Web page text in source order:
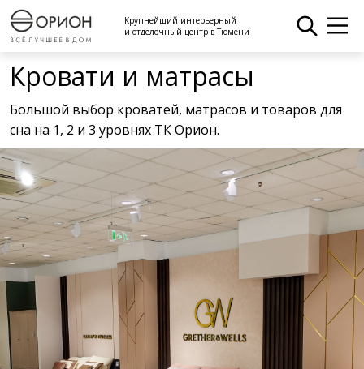
Крупнейший интерьерный
и отделочный центр в Тюмени
Кровати и матрасы
Большой выбор кроватей, матрасов и товаров для
сна на 1, 2 и 3 уровнях ТК Орион.